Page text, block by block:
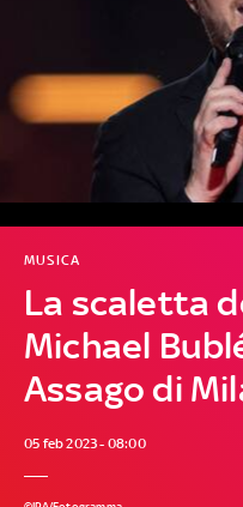
La scaletta
Michael
Assago di
MUSICA
05 feb 2023 - 08:00